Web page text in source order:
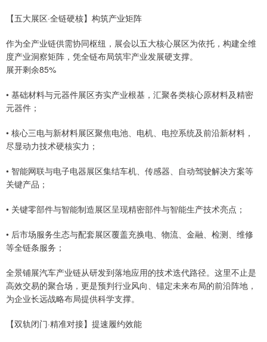
【五大展区·全链硬核】构筑产业矩阵
作为全产业链供需协同枢纽，展会以五大核心展区为依托，构建全维
度产业洞察矩阵，凭全链布局筑牢产业发展硬支撑。
展开剩余85%
• 基础材料与元器件展区夯实产业根基，汇聚各类核心原材料及精密
元器件；
• 核心三电与新材料展区聚焦电池、电机、电控系统及前沿新材料，
尽显动力技术硬核实力；
• 智能网联与电子电器展区集结车机、传感器、自动驾驶解决方案等
关键产品；
• 关键零部件与智能制造展区呈现精密部件与智能生产技术亮点；
• 后市场服务生态与配套展区覆盖充换电、物流、金融、检测、维修
等全链条服务；
全景铺展汽车产业链从研发到落地应用的技术迭代路径。这里不止是
高效交易的聚合场，更是预判行业风向、锚定未来布局的前沿阵地，
为企业长远战略布局提供科学支撑。
【双轨闭门·精准对接】提速履约效能